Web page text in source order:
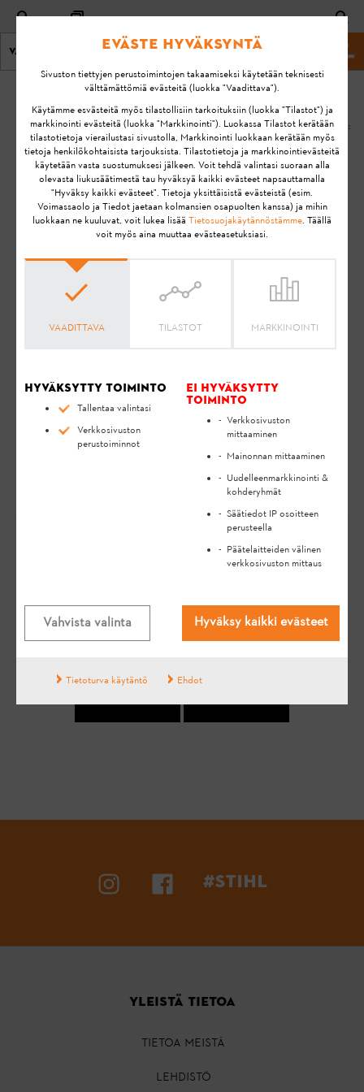
Valikko stihl.fi
KA-01130
Mistä tiedän, onko
STIHL Smart
Connector
yhdistetty
onnistuneesti
apin kantaman
sisällä?
STIHL connected
PÄIVITETTY:
21.9.2020
FAQ
Installation & Setup Guides
Napsauta Connector-symbolia navigointipalkissa
näytön alareunassa. Kaikki kantaman sisällä
sijaitsevat tuotteet näytetään.
MIELIPITEESI ON MEILLE TÄRKEÄ!
SAITKO VASTAUKSEN
KYSYMYKSEESI?
#STIHL
YLEISTÄ TIETOA
TIETOA MEISTÄ
LEHDISTÖ
Eväste hyväksyntä
Sivuston tiettyjen perustoimintojen takaamiseksi käytetään teknisesti
välttämättömiä evästeitä (luokka "Vaadittava").
Käytämme esvästeitä myös tilastollisiin tarkoituksiin (luokka "Tilastot") ja
markkinointi evästeitä (luokka "Markkinointi"). Luokassa Tilastot kerätään
tilastotietoja vierailustasi sivustolla, Markkinointi luokkaan kerätään myös
tietoja henkilökohtaisista tarjouksista. Tilastotietoja ja markkinointievästeitä
käytetään vasta suostumuksesi jälkeen. Voit tehdä valintasi suoraan alla
olevasta liukusäätimestä tau hyväksyä kaikki evästeet napsauttamalla
"Hyväksy kaikki evästeet". Tietoja yksittäisistä evästeistä (esim.
Voimassaolo ja Tiedot jaetaan kolmansien osapuolten kanssa) ja mihin
luokkaan ne kuuluvat, voit lukea lisää Tietosuojakäytännöstämme. Täällä
voit myös aina muuttaa evästeasetuksiasi.
VAADITTAVA TILASTOT MARKKINOINTI
Hyväksytty toiminto
Tallentaa valintasi
Verkkosivuston
perustoiminnot
Ei hyväksytty
toiminto
Verkkosivuston
mittaaminen
Mainonnan mittaaminen
Uudelleenmarkkinointi &
kohderyhmät
Säätiedot IP osoitteen
perusteella
Päätelaitteiden välinen
verkkosivuston mittaus
Vahvista valinta Hyväksy kaikki evästeet
Tietoturva käytäntö Ehdot